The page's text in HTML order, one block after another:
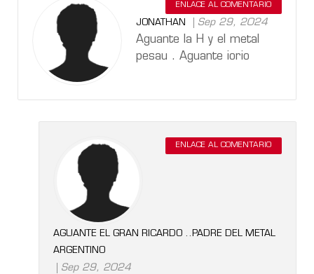
ENLACE AL COMENTARIO
JONATHAN Sep 29, 2024
Aguante la H y el metal
pesau . Aguante iorio
ENLACE AL COMENTARIO
AGUANTE EL GRAN RICARDO ..PADRE DEL METAL
ARGENTINO
Sep 29, 2024